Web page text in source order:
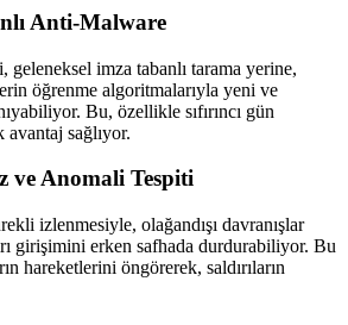
Anti-Malware
imza tabanlı tarama yerine,
öğrenme algoritmalarıyla yeni ve
Bu, özellikle sıfırıncı gün
avantaj sağlıyor.
ve Anomali Tespiti
izlenmesiyle, olağandışı davranışlar
girişimini erken safhada durdurabiliyor. Bu
hareketlerini öngörerek, saldırıların